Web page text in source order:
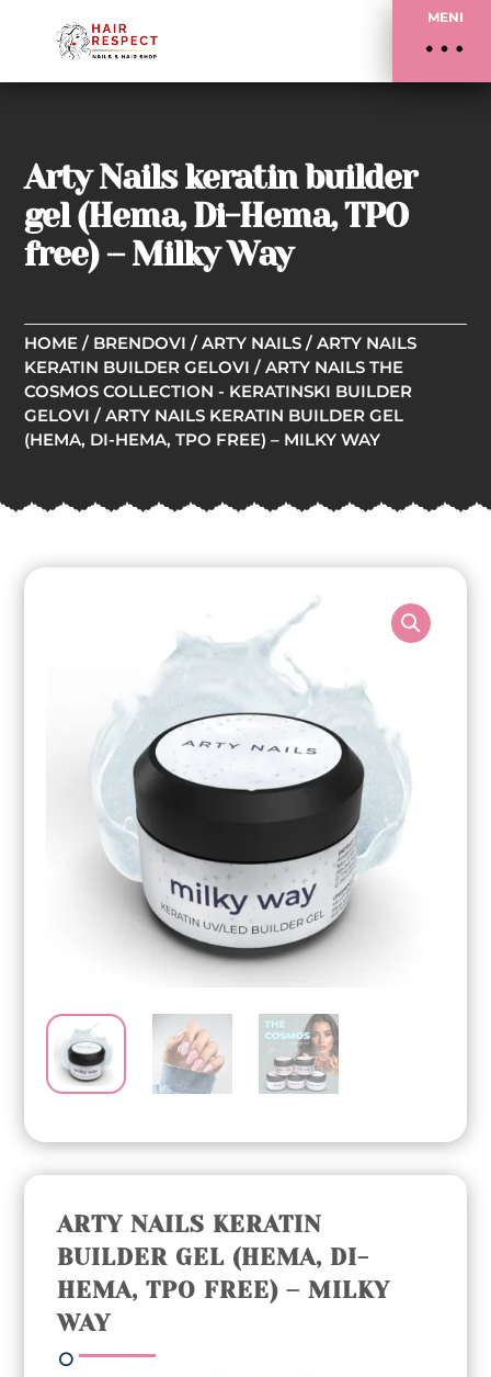
MENI
Arty Nails keratin builder
gel (Hema, Di-Hema, TPO
free) – Milky Way
HOME / BRENDOVI /ARTY NAILS /ARTY NAILS
KERATIN BUILDER GELOVI /ARTY NAILS THE
COSMOS COLLECTION - KERATINSKI BUILDER
GELOVI / ARTY NAILS KERATIN BUILDER GEL
(HEMA, DI-HEMA, TPO FREE) – MILKY WAY
ARTY NAILS KERATIN
BUILDER GEL (HEMA, DI-
HEMA, TPO FREE) – MILKY
WAY